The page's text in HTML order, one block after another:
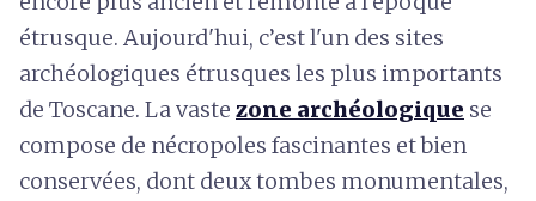
étrusque. Aujourd'hui, c’est l'un des sites
archéologiques étrusques les plus importants
de Toscane. La vaste zone archéologique se
compose de nécropoles fascinantes et bien
conservées, dont deux tombes monumentales,